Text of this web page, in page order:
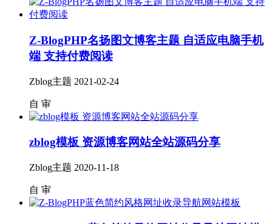
Z-BlogPHP名扬图文博客主题 自适应电脑手机
端 支持付费阅读
Zblog主题 2021-02-24
自 审
zblog模板 资源博客网站全站源码分享
Zblog主题 2020-11-18
自 审